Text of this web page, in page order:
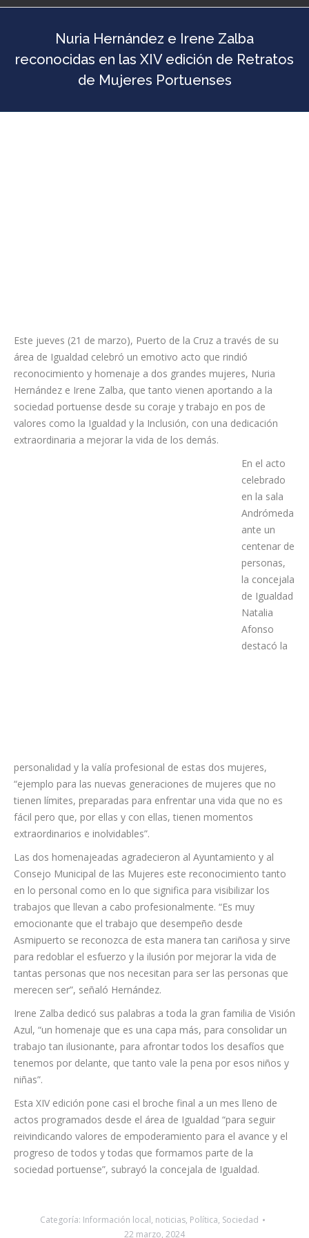
Nuria Hernández e Irene Zalba
reconocidas en las XIV edición de Retratos
de Mujeres Portuenses
Este jueves (21 de marzo), Puerto de la Cruz a través de su
área de Igualdad celebró un emotivo acto que rindió
reconocimiento y homenaje a dos grandes mujeres, Nuria
Hernández e Irene Zalba, que tanto vienen aportando a la
sociedad portuense desde su coraje y trabajo en pos de
valores como la Igualdad y la Inclusión, con una dedicación
En el acto
celebrado
en la sala
Andrómeda
ante un
centenar de
personas,
la concejala
de Igualdad
Natalia
personalidad y la valía profesional de estas dos mujeres,
“ejemplo para las nuevas generaciones de mujeres que no
tienen límites, preparadas para enfrentar una vida que no es
fácil pero que, por ellas y con ellas, tienen momentos
extraordinarios e inolvidables”.
Las dos homenajeadas agradecieron al Ayuntamiento y al
Consejo Municipal de las Mujeres este reconocimiento tanto
en lo personal como en lo que significa para visibilizar los
trabajos que llevan a cabo profesionalmente. “Es muy
emocionante que el trabajo que desempeño desde
Asmipuerto se reconozca de esta manera tan cariñosa y sirve
para redoblar el esfuerzo y la ilusión por mejorar la vida de
tantas personas que nos necesitan para ser las personas que
merecen ser”, señaló Hernández.
Irene Zalba dedicó sus palabras a toda la gran familia de Visión
Azul, “un homenaje que es una capa más, para consolidar un
trabajo tan ilusionante, para afrontar todos los desafíos que
tenemos por delante, que tanto vale la pena por esos niños y
niñas”.
Esta XIV edición pone casi el broche final a un mes lleno de
actos programados desde el área de Igualdad “para seguir
reivindicando valores de empoderamiento para el avance y el